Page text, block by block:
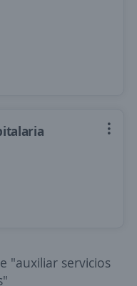
"auxiliar servicios